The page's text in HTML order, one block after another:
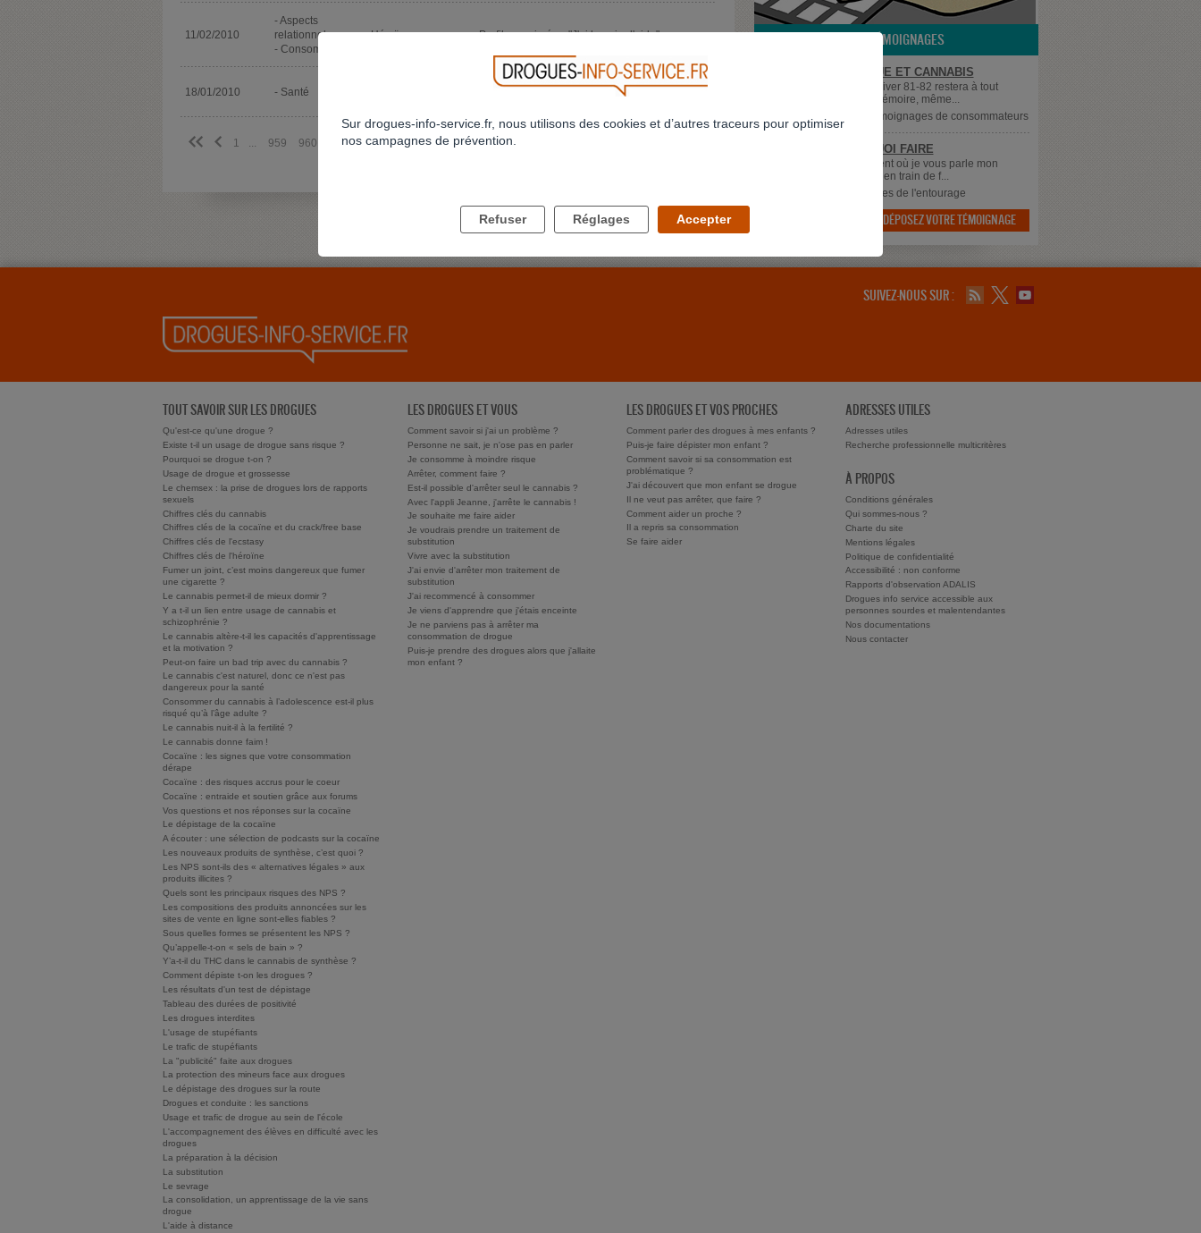
11/02/2010
- Aspects
relationnels
- Consommation
Héroïne Profil supprimé "J'ai besoin d'aide"
18/01/2010 - Santé Profil supprimé "J'ai arrêté le shit depuis 1an"
<< < 1 959 960 961 962 963 964 965 966 967
LES TÉMOIGNAGES
ATTAQUE DE PANIQUE ET CANNABIS
J'ai presque 60 ans et l'hiver 81-82 restera à tout
jamais gravé dans ma mémoire, même...
Témoignages de consommateurs
JE NE SAIS PLUS QUOI FAIRE
Bonjour à tous, Au moment où je vous parle mon
conjoint qui à 43 ans est en train de f...
Témoignages de l'entourage
DÉPOSEZ VOTRE TÉMOIGNAGE
SUIVEZ-NOUS SUR :
TOUT SAVOIR SUR LES DROGUES
Qu'est-ce qu'une drogue ?
Existe t-il un usage de drogue sans risque ?
Pourquoi se drogue t-on ?
Usage de drogue et grossesse
Le chemsex : la prise de drogues lors de rapports
sexuels
Chiffres clés du cannabis
Chiffres clés de la cocaïne et du crack/free base
Chiffres clés de l'ecstasy
Chiffres clés de l'héroïne
Fumer un joint, c’est moins dangereux que fumer
une cigarette ?
Le cannabis permet-il de mieux dormir ?
Y a t-il un lien entre usage de cannabis et
schizophrénie ?
Le cannabis altère-t-il les capacités d'apprentissage
et la motivation ?
Peut-on faire un bad trip avec du cannabis ?
Le cannabis c'est naturel, donc ce n'est pas
dangereux pour la santé
Consommer du cannabis à l’adolescence est-il plus
risqué qu’à l’âge adulte ?
Le cannabis nuit-il à la fertilité ?
Le cannabis donne faim !
Cocaïne : les signes que votre consommation
dérape
Cocaïne : des risques accrus pour le coeur
Cocaïne : entraide et soutien grâce aux forums
Vos questions et nos réponses sur la cocaïne
Le dépistage de la cocaïne
A écouter : une sélection de podcasts sur la cocaïne
Les nouveaux produits de synthèse, c’est quoi ?
Les NPS sont-ils des « alternatives légales » aux
produits illicites ?
Quels sont les principaux risques des NPS ?
Les compositions des produits annoncées sur les
sites de vente en ligne sont-elles fiables ?
Sous quelles formes se présentent les NPS ?
Qu’appelle-t-on « sels de bain » ?
Y’a-t-il du THC dans le cannabis de synthèse ?
Comment dépiste t-on les drogues ?
Les résultats d'un test de dépistage
Tableau des durées de positivité
Les drogues interdites
L'usage de stupéfiants
Le trafic de stupéfiants
La "publicité" faite aux drogues
La protection des mineurs face aux drogues
Le dépistage des drogues sur la route
Drogues et conduite : les sanctions
Usage et trafic de drogue au sein de l'école
L'accompagnement des élèves en difficulté avec les
drogues
La préparation à la décision
La substitution
Le sevrage
La consolidation, un apprentissage de la vie sans
drogue
L'aide à distance
LES DROGUES ET VOUS
Comment savoir si j'ai un problème ?
Personne ne sait, je n'ose pas en parler
Je consomme à moindre risque
Arrêter, comment faire ?
Est-il possible d'arrêter seul le cannabis ?
Avec l'appli Jeanne, j'arrête le cannabis !
Je souhaite me faire aider
Je voudrais prendre un traitement de
substitution
Vivre avec la substitution
J'ai envie d'arrêter mon traitement de
substitution
J'ai recommencé à consommer
Je viens d'apprendre que j'étais enceinte
Je ne parviens pas à arrêter ma
consommation de drogue
Puis-je prendre des drogues alors que j'allaite
mon enfant ?
LES DROGUES ET VOS PROCHES
Comment parler des drogues à mes enfants ?
Puis-je faire dépister mon enfant ?
Comment savoir si sa consommation est
problématique ?
J'ai découvert que mon enfant se drogue
Il ne veut pas arrêter, que faire ?
Comment aider un proche ?
Il a repris sa consommation
Se faire aider
ADRESSES UTILES
Adresses utiles
Recherche professionnelle multicritères
À PROPOS
Conditions générales
Qui sommes-nous ?
Charte du site
Mentions légales
Politique de confidentialité
Accessibilité : non conforme
Rapports d'observation ADALIS
Drogues info service accessible aux
personnes sourdes et malentendantes
Nos documentations
Nous contacter
Sur drogues-info-service.fr, nous utilisons des cookies et d’autres traceurs pour optimiser
nos campagnes de prévention.
Refuser Réglages Accepter